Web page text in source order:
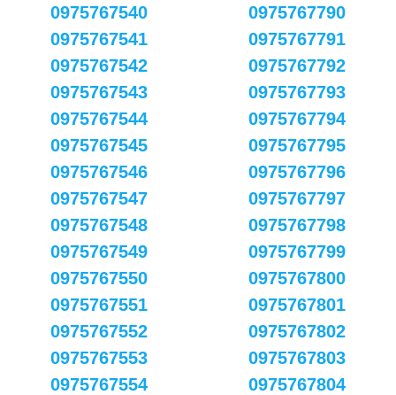
0975767540
0975767541
0975767542
0975767543
0975767544
0975767545
0975767546
0975767547
0975767548
0975767549
0975767550
0975767551
0975767552
0975767553
0975767554
0975767790
0975767791
0975767792
0975767793
0975767794
0975767795
0975767796
0975767797
0975767798
0975767799
0975767800
0975767801
0975767802
0975767803
0975767804